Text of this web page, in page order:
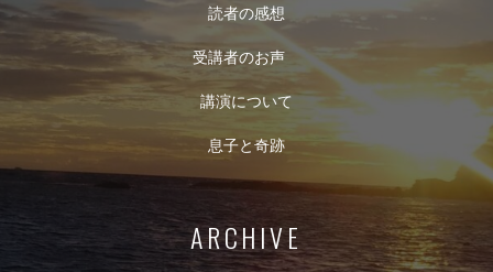
読者の感想
受講者のお声
講演について
息子と奇跡
ARCHIVE